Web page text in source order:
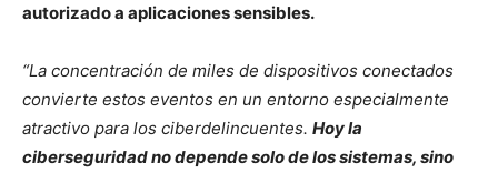
autorizado a aplicaciones sensibles.
“La concentración de miles de dispositivos conectados
convierte estos eventos en un entorno especialmente
atractivo para los ciberdelincuentes. Hoy la
ciberseguridad no depende solo de los sistemas, sino